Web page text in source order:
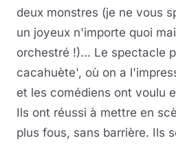
deux monstres (je ne vous
un joyeux n'importe quoi
orchestré !)... Le spectacle
cacahuète', où on a
et les comédiens ont voulu
Ils ont réussi à mettre en
plus fous, sans barrière. Ils